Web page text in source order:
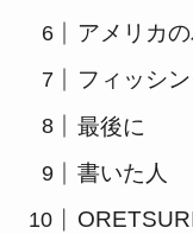
アメリカ
フィッシ
最後に
書いた人